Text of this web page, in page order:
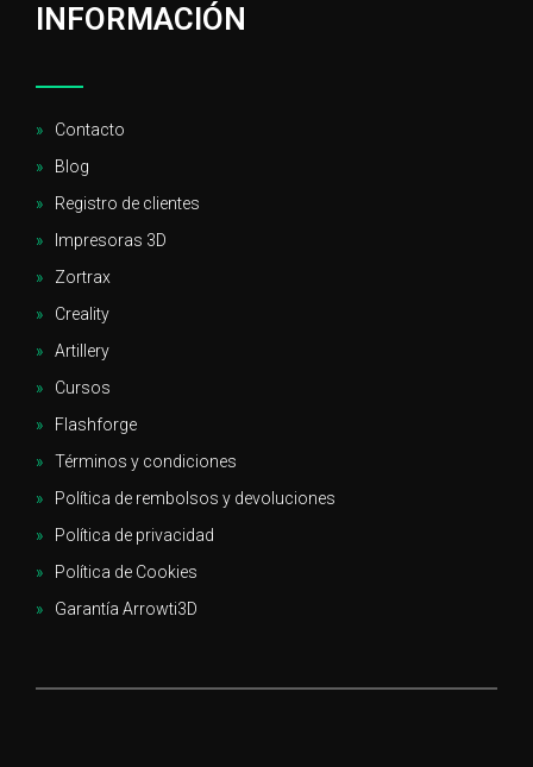
INFORMACIÓN
Contacto
Blog
Registro de clientes
Impresoras 3D
Zortrax
Creality
Artillery
Cursos
Flashforge
Términos y condiciones
Política de rembolsos y devoluciones
Política de privacidad
Política de Cookies
Garantía Arrowti3D